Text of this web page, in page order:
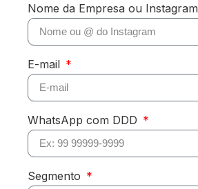
Nome da Empresa ou Instagram
E-mail
WhatsApp com DDD
Segmento